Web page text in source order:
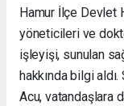
Hamur İlçe Devlet
yöneticileri ve
işleyişi, sunulan
hakkında bilgi
Acu, vatandaşlara